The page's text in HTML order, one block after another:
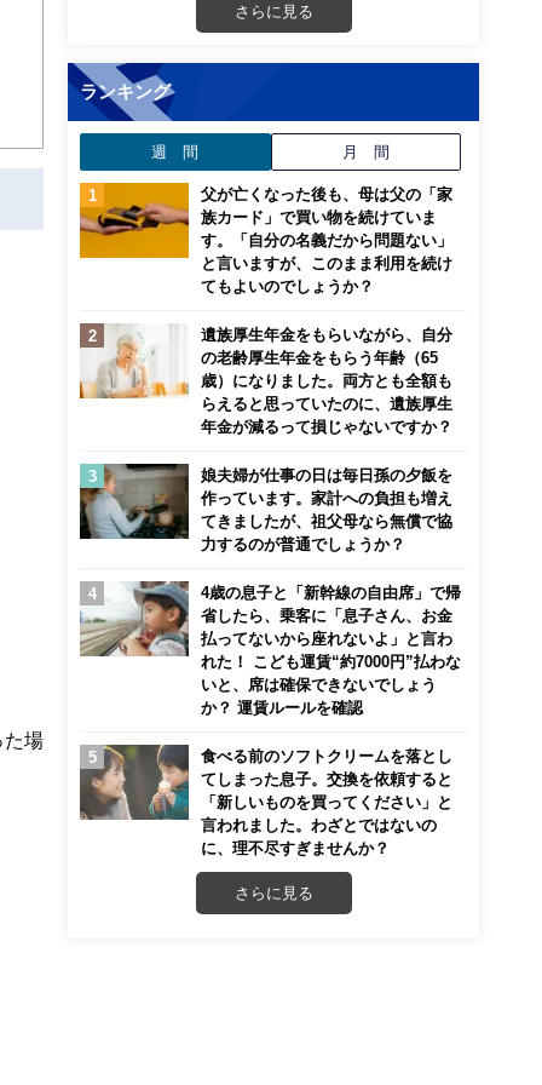
た場
さらに見る
ランキング
週 間 月 間
父が亡くなった後も、母は父の「家
族カード」で買い物を続けていま
す。「自分の名義だから問題ない」
と言いますが、このまま利用を続け
てもよいのでしょうか？
遺族厚生年金をもらいながら、自分
の老齢厚生年金をもらう年齢（65
歳）になりました。両方とも全額も
らえると思っていたのに、遺族厚生
年金が減るって損じゃないですか？
娘夫婦が仕事の日は毎日孫の夕飯を
作っています。家計への負担も増え
てきましたが、祖父母なら無償で協
力するのが普通でしょうか？
4歳の息子と「新幹線の自由席」で帰
省したら、乗客に「息子さん、お金
払ってないから座れないよ」と言わ
れた！ こども運賃“約7000円”払わな
いと、席は確保できないでしょう
か？ 運賃ルールを確認
食べる前のソフトクリームを落とし
てしまった息子。交換を依頼すると
「新しいものを買ってください」と
言われました。わざとではないの
に、理不尽すぎませんか？
さらに見る